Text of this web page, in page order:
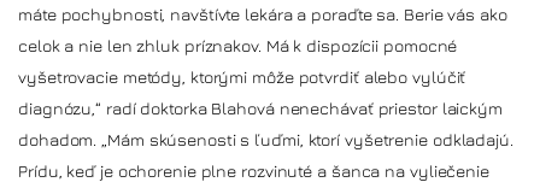
máte pochybnosti, navštívte lekára a poraďte sa. Berie vás ako
celok a nie len zhluk príznakov. Má k dispozícii pomocné
vyšetrovacie metódy, ktorými môže potvrdiť alebo vylúčiť
diagnózu,“ radí doktorka Blahová nenechávať priestor laickým
dohadom. „Mám skúsenosti s ľuďmi, ktorí vyšetrenie odkladajú.
Prídu, keď je ochorenie plne rozvinuté a šanca na vyliečenie